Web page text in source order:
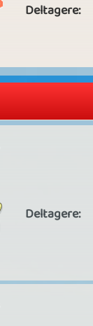
Deltagere:
Deltagere: